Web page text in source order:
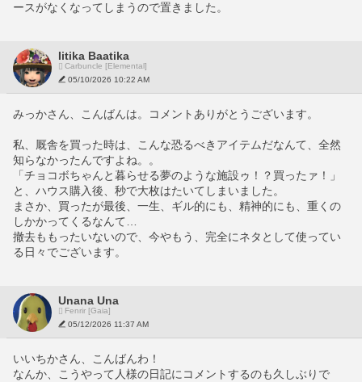
ースがなくなってしまうので置きました。
Iitika Baatika
Carbuncle [Elemental]
05/10/2026 10:22 AM
みっかさん、こんばんは。コメントありがとうございます。
私、厩舎を買った時は、こんな恐るべきアイテムだなんて、全然
知らなかったんですよね。。
「チョコボちゃんと暮らせる夢のような施設ゥ！？買ったァ！」
と、ハウス購入後、秒で大枚はたいてしまいました。
まさか、買ったが最後、一生、ギル的にも、精神的にも、重くの
しかかってくるなんて…
撤去ももったいないので、今やもう、完全にネタとして使ってい
る日々でございます。
Unana Una
Fenrir [Gaia]
05/12/2026 11:37 AM
いいちかさん、こんばんわ！
なんか、こうやって人様の日記にコメントするのも久しぶりで